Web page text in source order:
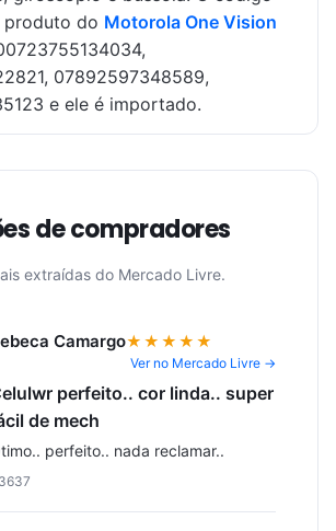
produto do Motorola One Vision
07892597348589,
e ele é importado.
de compradores
extraídas do Mercado Livre.
Camargo★★★★★
Ver no Mercado Livre →
perfeito.. cor linda.. super
de mech
perfeito.. nada reclamar..